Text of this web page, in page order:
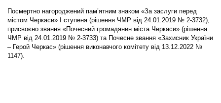
Посмертно нагороджений пам’ятним знаком «За заслуги перед
містом Черкаси» I ступеня (рішення ЧМР від 24.01.2019 № 2-3732),
присвоєно звання «Почесний громадянин міста Черкаси» (рішення
ЧМР від 24.01.2019 № 2-3733) та Почесне звання «Захисник України
– Герой Черкас» (рішення виконавчого комітету від 13.12.2022 №
1147).